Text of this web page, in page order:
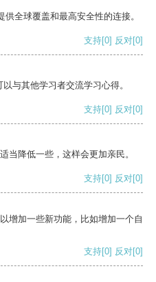
全球覆盖和最高安全性的连接。
支持[0] 反对[0]
与其他学习者交流学习心得。
支持[0] 反对[0]
当降低一些，这样会更加亲民。
支持[0] 反对[0]
增加一些新功能，比如增加一个自
支持[0] 反对[0]